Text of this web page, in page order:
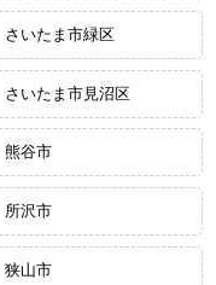
さいたま市緑区
さいたま市見沼区
熊谷市
所沢市
狭山市